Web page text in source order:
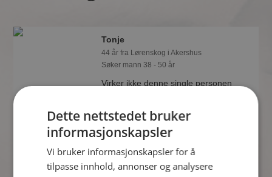
Tonje
44 år fra Lørenskog i Akershus
Søker mann 38 - 50 år
Virker ikke denne single personen
finne ut alt om Tonje.
Dette nettstedet bruker
informasjonskapsler
Vi bruker informasjonskapsler for å
tilpasse innhold, annonser og analysere